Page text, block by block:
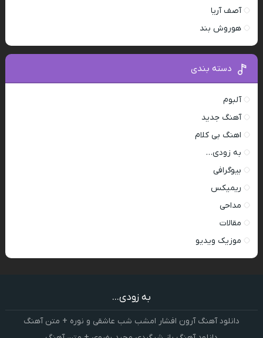
آصف آریا
هوروش بند
دسته بندی
آلبوم
آهنگ جدید
اهنگ بی کلام
به زودی…
بیوگرافی
ریمیکس
مداحی
مقالات
موزیک ویدیو
به زودی...
دانلود آهنگ آرون افشار امشب شب عاشقی و نوره + متن آهنگ